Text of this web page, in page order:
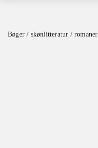
Bøger / skønlitteratur / romaner